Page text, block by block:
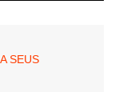
SEUS